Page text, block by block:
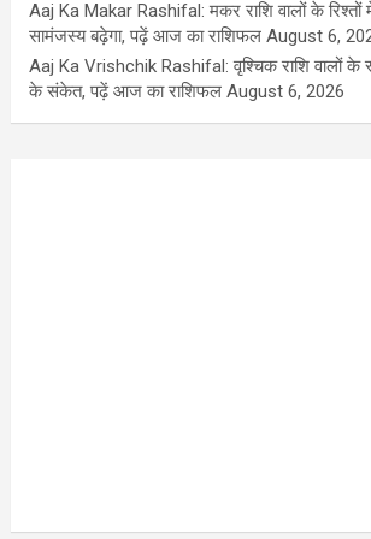
Aaj Ka Makar Rashifal: मकर राशि वालों के
सामंजस्य बढ़ेगा, पढ़ें आज का राशिफल August 6,
Aaj Ka Vrishchik Rashifal: वृश्चिक राशि वालों के
के संकेत, पढ़ें आज का राशिफल August 6, 2026